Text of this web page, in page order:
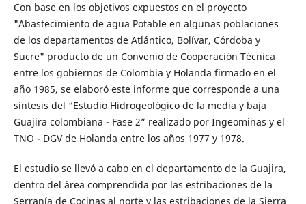
Con base en los objetivos expuestos en el proyecto
"Abastecimiento de agua Potable en algunas poblaciones
de los departamentos de Atlántico, Bolívar, Córdoba y
Sucre" producto de un Convenio de Cooperación Técnica
entre los gobiernos de Colombia y Holanda firmado en el
año 1985, se elaboró este informe que corresponde a una
síntesis del “Estudio Hidrogeológico de la media y baja
Guajira colombiana - Fase 2” realizado por Ingeominas y el
TNO - DGV de Holanda entre los años 1977 y 1978.
El estudio se llevó a cabo en el departamento de la Guajira,
dentro del área comprendida por las estribaciones de la
Serranía de Cocinas al norte y las estribaciones de la Sierra